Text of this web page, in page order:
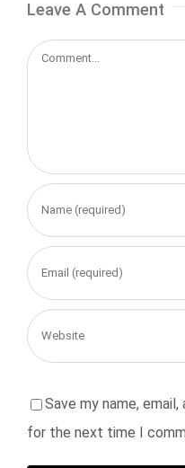
Leave A Comment
Comment
Save my name,
for the next time I